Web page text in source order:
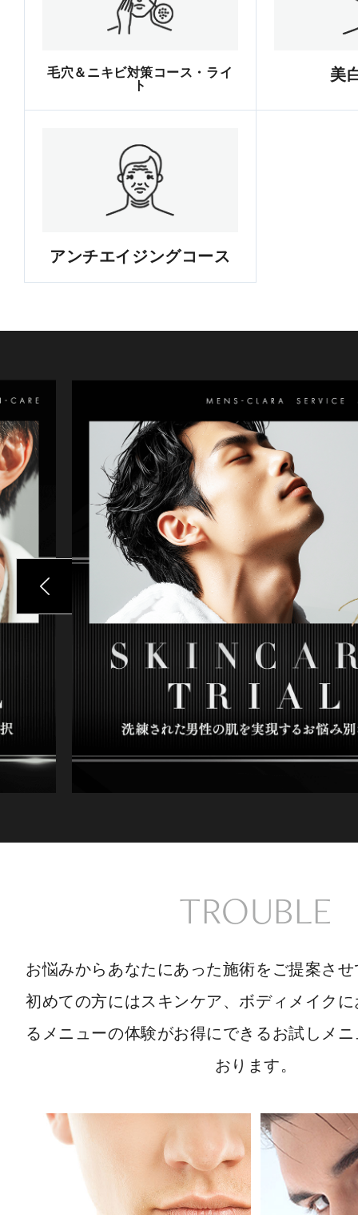
毛穴＆ニキビ対策コース・ライ
ト
美
アンチエイジングコース
TROUBLE
お悩みからあなたにあった施術をご提案さ
初めての方にはスキンケア、ボディメイク
るメニューの体験がお得にできるお試しメ
おります。